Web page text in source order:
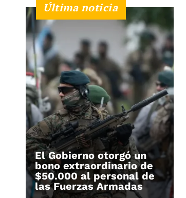
Última noticia
El Gobierno otorgó un
bono extraordinario de
$50.000 al personal de
las Fuerzas Armadas